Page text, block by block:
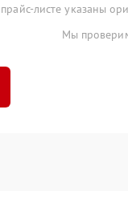
листе указаны
Мы